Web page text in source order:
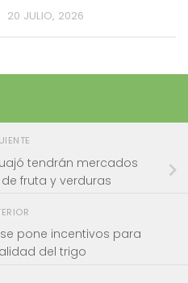
20 JULIO, 2026
tendrán mercados
fruta y verduras
pone incentivos para
del trigo